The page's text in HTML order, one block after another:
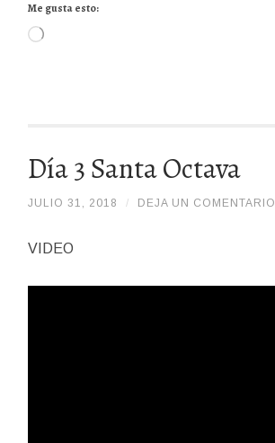
Me gusta esto:
Cargando...
Día 3 Santa Octava
JULIO 31, 2018
// DEJA UN COMENTARIO
VIDEO